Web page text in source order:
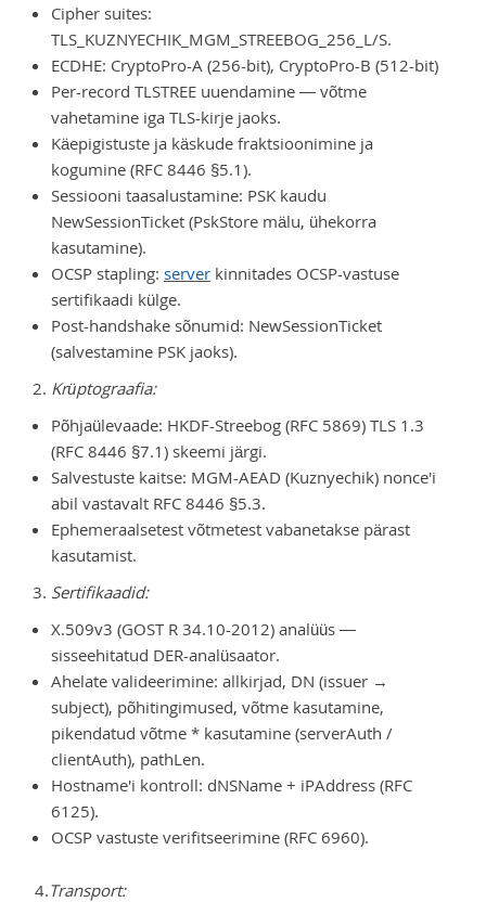
Cipher suites:
TLS_KUZNYECHIK_MGM_STREEBOG_256_L/S.
ECDHE: CryptoPro-A (256-bit), CryptoPro-B (512-bit)
Per-record TLSTREE uuendamine — võtme
vahetamine iga TLS-kirje jaoks.
Käepigistuste ja käskude fraktsioonimine ja
kogumine (RFC 8446 §5.1).
Sessiooni taasalustamine: PSK kaudu
NewSessionTicket (PskStore mälu, ühekorra
kasutamine).
OCSP stapling: server kinnitades OCSP-vastuse
sertifikaadi külge.
Post-handshake sõnumid: NewSessionTicket
(salvestamine PSK jaoks).
Krüptograafia:
Põhjaülevaade: HKDF-Streebog (RFC 5869) TLS 1.3
(RFC 8446 §7.1) skeemi järgi.
Salvestuste kaitse: MGM-AEAD (Kuznyechik) nonce'i
abil vastavalt RFC 8446 §5.3.
Ephemeraalsetest võtmetest vabanetakse pärast
kasutamist.
Sertifikaadid:
X.509v3 (GOST R 34.10-2012) analüüs —
sisseehitatud DER-analüsaator.
Ahelate valideerimine: allkirjad, DN (issuer →
subject), põhitingimused, võtme kasutamine,
pikendatud võtme * kasutamine (serverAuth /
clientAuth), pathLen.
Hostname'i kontroll: dNSName + iPAddress (RFC
6125).
OCSP vastuste verifitseerimine (RFC 6960).
4.Transport: